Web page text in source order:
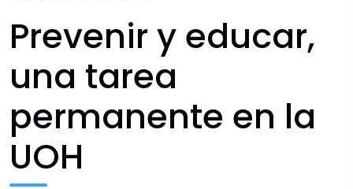
Prevenir y educar,
una tarea
permanente en la
UOH